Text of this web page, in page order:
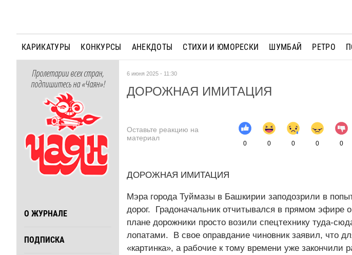
КАРИКАТУРЫ КОНКУРСЫ АНЕКДОТЫ СТИХИ И ЮМОРЕСКИ ШУМБАЙ РЕТРО
Пролетарии всех стран,
подпишитесь на «Чаян»!
О ЖУРНАЛЕ
ПОДПИСКА
6 июня 2025 - 11:30
ДОРОЖНАЯ ИМИТАЦИЯ
Оставьте реакцию на
материал
0 0 0 0 0
ДОРОЖНАЯ ИМИТАЦИЯ
Мэра города Туймазы в Башкирии заподозрили в
дорог. Градоначальник отчитывался в прямом эфире
плане дорожники просто возили спецтехнику туда-
лопатами. В свое оправдание чиновник заявил, что
«картинка», а рабочие к тому времени уже закончили